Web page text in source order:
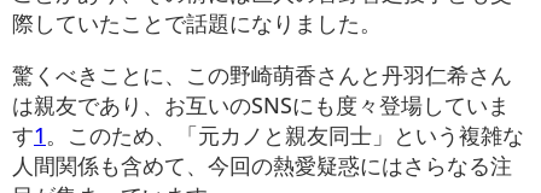
際していたことで話題になりました。
驚くべきことに、この野崎萌香さんと丹羽仁希さん
は親友であり、お互いのSNSにも度々登場していま
す1 。このため、「元カノと親友同士」という複雑な
人間関係も含めて、今回の熱愛疑惑にはさらなる注